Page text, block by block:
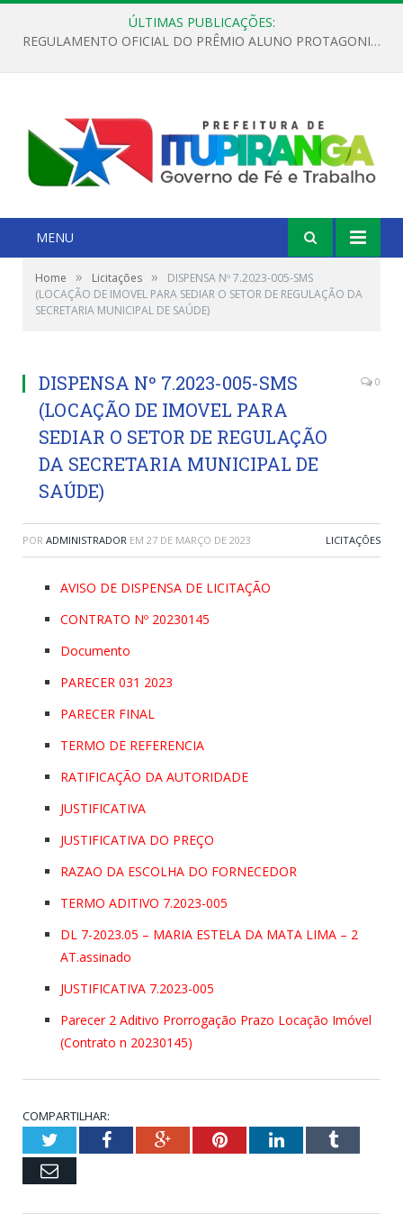
ÚLTIMAS PUBLICAÇÕES:
REGULAMENTO OFICIAL DO PRÊMIO ALUNO PROTAGONISTA – EDIÇÃO 2026
MENU
Home » Licitações »
DISPENSA Nº 7.2023-005-SMS
(LOCAÇÃO DE IMOVEL PARA SEDIAR O SETOR DE REGULAÇÃO DA
SECRETARIA MUNICIPAL DE SAÚDE)
DISPENSA Nº 7.2023-005-SMS
(LOCAÇÃO DE IMOVEL PARA
SEDIAR O SETOR DE REGULAÇÃO
DA SECRETARIA MUNICIPAL DE
SAÚDE)
0
POR ADMINISTRADOR EM 27 DE MARÇO DE 2023 LICITAÇÕES
AVISO DE DISPENSA DE LICITAÇÃO
CONTRATO Nº 20230145
Documento
PARECER 031 2023
PARECER FINAL
TERMO DE REFERENCIA
RATIFICAÇÃO DA AUTORIDADE
JUSTIFICATIVA
JUSTIFICATIVA DO PREÇO
RAZAO DA ESCOLHA DO FORNECEDOR
TERMO ADITIVO 7.2023-005
DL 7-2023.05 – MARIA ESTELA DA MATA LIMA – 2
AT.assinado
JUSTIFICATIVA 7.2023-005
Parecer 2 Aditivo Prorrogação Prazo Locação Imóvel
(Contrato n 20230145)
COMPARTILHAR:
TwitterFacebookGoogle+PinterestLinkedInTumblr
Email